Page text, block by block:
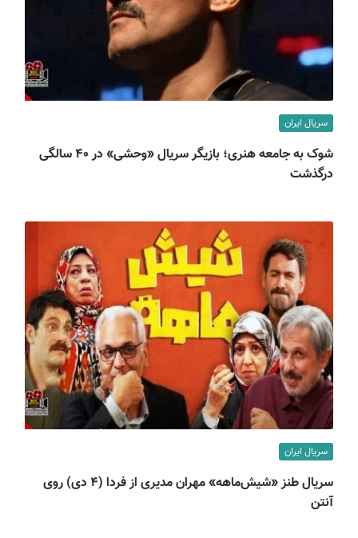
سریال ایران
شوک به جامعه هنری؛ بازیگر سریال «وحشی» در ۴۰ سالگی
درگذشت
سریال ایران
سریال طنز «شیش‌ماهه» مهران مدیری از فردا (۴ دی) روی
آنتن